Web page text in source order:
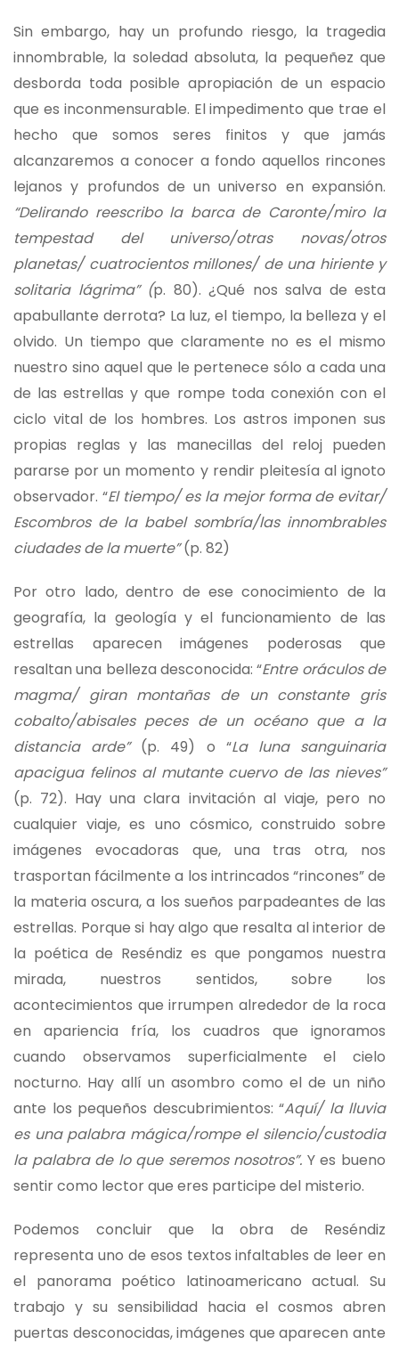
Sin embargo, hay un profundo riesgo, la tragedia
innombrable, la soledad absoluta, la pequeñez que
desborda toda posible apropiación de un espacio
que es inconmensurable. El impedimento que trae el
hecho que somos seres finitos y que jamás
alcanzaremos a conocer a fondo aquellos rincones
lejanos y profundos de un universo en expansión.
“Delirando reescribo la barca de Caronte/miro la
tempestad del universo/otras novas/otros
planetas/ cuatrocientos millones/ de una hiriente y
solitaria lágrima” (p. 80). ¿Qué nos salva de esta
apabullante derrota? La luz, el tiempo, la belleza y el
olvido. Un tiempo que claramente no es el mismo
nuestro sino aquel que le pertenece sólo a cada una
de las estrellas y que rompe toda conexión con el
ciclo vital de los hombres. Los astros imponen sus
propias reglas y las manecillas del reloj pueden
pararse por un momento y rendir pleitesía al ignoto
observador. “El tiempo/ es la mejor forma de evitar/
Escombros de la babel sombría/las innombrables
ciudades de la muerte”(p. 82)
Por otro lado, dentro de ese conocimiento de la
geografía, la geología y el funcionamiento de las
estrellas aparecen imágenes poderosas que
resaltan una belleza desconocida: “Entre oráculos de
magma/ giran montañas de un constante gris
cobalto/abisales peces de un océano que a la
distancia arde” (p. 49) o “La luna sanguinaria
apacigua felinos al mutante cuervo de las nieves”
(p. 72). Hay una clara invitación al viaje, pero no
cualquier viaje, es uno cósmico, construido sobre
imágenes evocadoras que, una tras otra, nos
trasportan fácilmente a los intrincados “rincones” de
la materia oscura, a los sueños parpadeantes de las
estrellas. Porque si hay algo que resalta al interior de
la poética de Reséndiz es que pongamos nuestra
mirada, nuestros sentidos, sobre los
acontecimientos que irrumpen alrededor de la roca
en apariencia fría, los cuadros que ignoramos
cuando observamos superficialmente el cielo
nocturno. Hay allí un asombro como el de un niño
ante los pequeños descubrimientos: “Aquí/ la lluvia
es una palabra mágica/rompe el silencio/custodia
la palabra de lo que seremos nosotros”. Y es bueno
sentir como lector que eres participe del misterio.
Podemos concluir que la obra de Reséndiz
representa uno de esos textos infaltables de leer en
el panorama poético latinoamericano actual. Su
trabajo y su sensibilidad hacia el cosmos abren
puertas desconocidas, imágenes que aparecen ante